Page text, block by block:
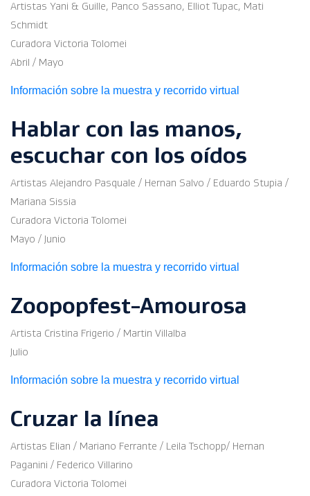
Artistas Yani & Guille, Panco Sassano, Elliot Tupac, Mati
Schmidt
Curadora Victoria Tolomei
Abril / Mayo
Información sobre la muestra y recorrido virtual
Hablar con las manos,
escuchar con los oídos
Artistas Alejandro Pasquale / Hernan Salvo / Eduardo Stupia /
Mariana Sissia
Curadora Victoria Tolomei
Mayo / Junio
Información sobre la muestra y recorrido virtual
Zoopopfest-Amourosa
Artista Cristina Frigerio / Martin Villalba
Julio
Información sobre la muestra y recorrido virtual
Cruzar la línea
Artistas Elian / Mariano Ferrante / Leila Tschopp/ Hernan
Paganini / Federico Villarino
Curadora Victoria Tolomei